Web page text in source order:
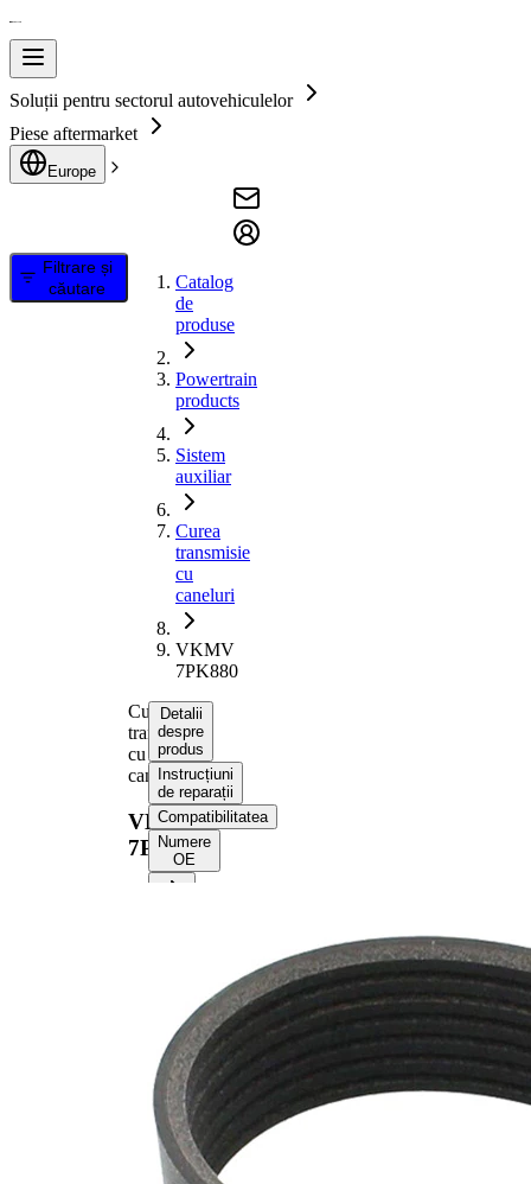
Soluții pentru sectorul autovehiculelor
Piese aftermarket
Europe
Filtrare și
căutare
Catalog
de
produse
Powertrain
products
Sistem
auxiliar
Curea
transmisie
cu
caneluri
VKMV
7PK880
Curea
transmisie
cu
caneluri
VKMV
7PK880
Detalii
despre
produs
Instrucțiuni
de reparații
Compatibilitatea
Numere
OE
Valoare
880 mm
Latime
24,92 mm
Culoare
negru
Numar
nervuri
SVHC
Nu sunt
disponibile
substante